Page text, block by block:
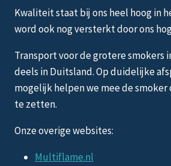
Kwaliteit staat bij ons heel hoog in
word ook nog versterkt door ons
Transport voor de grotere smokers
deels in Duitsland. Op duidelijke
mogelijk helpen we mee de
te zetten.
Onze overige websites:
Multiflame.nl